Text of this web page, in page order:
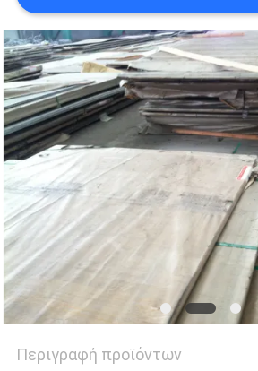
SITEMAP
PRIVACY
POLICY
Περιγραφή προϊόντων